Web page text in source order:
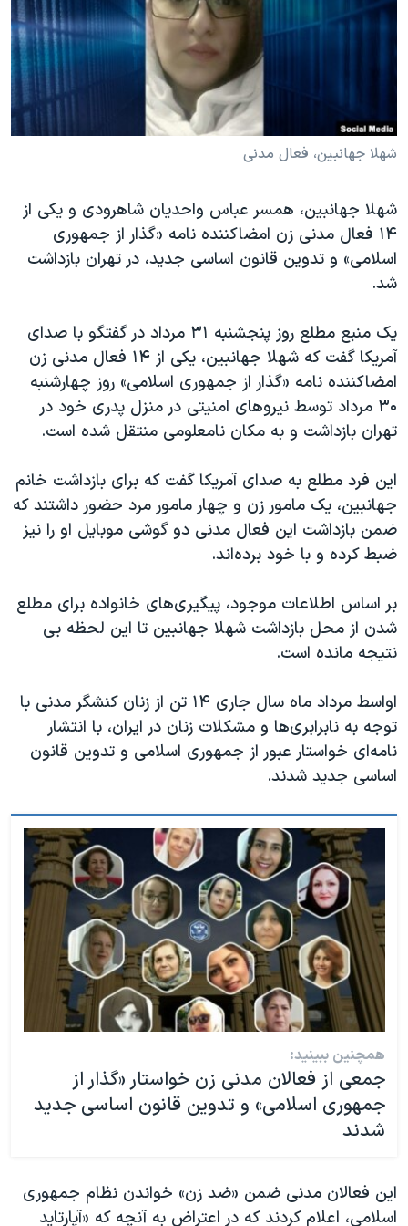
فرهنگ و زندگی
علم و فناوری
اسرائیل در جنگ
آرشیو پخش زنده
مستندها
انتخابات ریاست جمهوری آمریکا ۲۰۲۴
حمله جمهوری اسلامی به اسرائیل
رمز مهسا
ورزش زنان در ایران
مجموعه مستندهای دادخواهی
تریبونال مردمی آبان ۹۸
قانون شفافیت دارائی کادر رهبری ایران
اعتراضات مردمی آبان ۹۸
اسرائیل در جنگ
نرگس محمدی برنده جایزه نوبل صلح
همایش محافظه‌کاران آمریکا «سی‌پک»
صفحه‌های ویژه
سفر پرزیدنت ترامپ به چین
دنبال کنید
زبانهای مختلف
شهلا جهانبین، فعال مدنی
شهلا جهانبین، همسر عباس واحدیان شاهرودی و یکی از
۱۴ فعال مدنی زن امضاکننده نامه «گذار از جمهوری
اسلامی» و تدوین قانون اساسی جدید، در تهران بازداشت
شد.
یک منبع مطلع روز پنجشنبه ۳۱ مرداد در گفتگو با صدای
آمریکا گفت که شهلا جهانبین، یکی از ۱۴ فعال مدنی زن
امضاکننده نامه «گذار از جمهوری اسلامی» روز چهارشنبه
۳۰ مرداد توسط نیروهای امنیتی در منزل پدری خود در
تهران بازداشت و به مکان نامعلومی منتقل شده است.
این فرد مطلع به صدای آمریکا گفت که برای بازداشت خانم
جهانبین، یک مامور زن و چهار مامور مرد حضور داشتند که
ضمن بازداشت این فعال مدنی دو گوشی موبایل او را نیز
ضبط کرده و با خود برده‌اند.
بر اساس اطلاعات موجود، پیگیری‌های خانواده برای مطلع
شدن از محل بازداشت شهلا جهانبین تا این لحظه بی
نتیجه مانده است.
اواسط مرداد ماه سال جاری ۱۴ تن از زنان کنشگر مدنی با
توجه به نابرابری‌ها و مشکلات زنان در ایران، با انتشار
نامه‌ای خواستار عبور از جمهوری اسلامی و تدوین قانون
اساسی جدید شدند.
همچنین ببینید:
جمعی از فعالان مدنی زن خواستار «گذار از
جمهوری اسلامی» و تدوین قانون اساسی جدید
شدند
این فعالان مدنی ضمن «ضد زن» خواندن نظام جمهوری
اسلامی، اعلام کردند که در اعتراض به آنچه که «آپارتاید